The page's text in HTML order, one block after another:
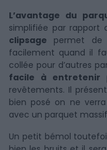
L’avantage du
simplifiée par rapport
clipsage permet de
facilement quand il
collée pour d’autres
facile à entretenir
revêtements. Il
bien posé on ne
avec un parquet
Un petit bémol